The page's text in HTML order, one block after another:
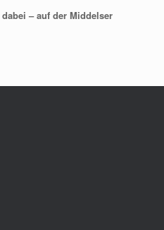
– auf der Middelser